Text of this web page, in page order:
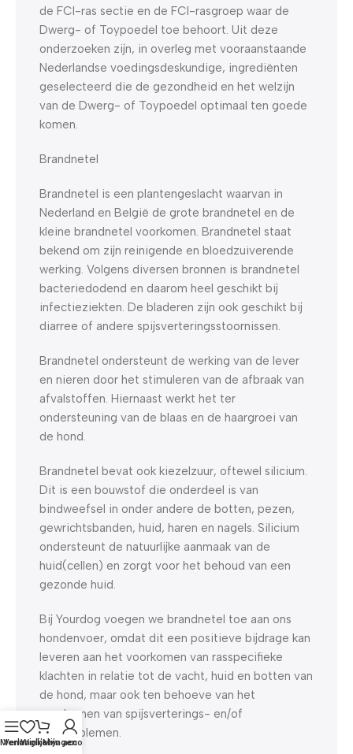
de FCI-ras sectie en de FCI-rasgroep waar de
Dwerg- of Toypoedel toe behoort. Uit deze
onderzoeken zijn, in overleg met vooraanstaande
Nederlandse voedingsdeskundige, ingrediënten
geselecteerd die de gezondheid en het welzijn
van de Dwerg- of Toypoedel optimaal ten goede
komen.
Brandnetel
Brandnetel is een plantengeslacht waarvan in
Nederland en België de grote brandnetel en de
kleine brandnetel voorkomen. Brandnetel staat
bekend om zijn reinigende en bloedzuiverende
werking. Volgens diversen bronnen is brandnetel
bacteriedodend en daarom heel geschikt bij
infectieziekten. De bladeren zijn ook geschikt bij
diarree of andere spijsverteringsstoornissen.
Brandnetel ondersteunt de werking van de lever
en nieren door het stimuleren van de afbraak van
afvalstoffen. Hiernaast werkt het ter
ondersteuning van de blaas en de haargroei van
de hond.
Brandnetel bevat ook kiezelzuur, oftewel silicium.
Dit is een bouwstof die onderdeel is van
bindweefsel in onder andere de botten, pezen,
gewrichtsbanden, huid, haren en nagels. Silicium
ondersteunt de natuurlijke aanmaak van de
huid(cellen) en zorgt voor het behoud van een
gezonde huid.
Bij Yourdog voegen we brandnetel toe aan ons
hondenvoer, omdat dit een positieve bijdrage kan
leveren aan het voorkomen van rasspecifieke
klachten in relatie tot de vacht, huid en botten van
de hond, maar ook ten behoeve van het
voorkomen van spijsverterings- en/of
plasproblemen.
Menu
Verlanglijst
Winkelwagen
Mijn account